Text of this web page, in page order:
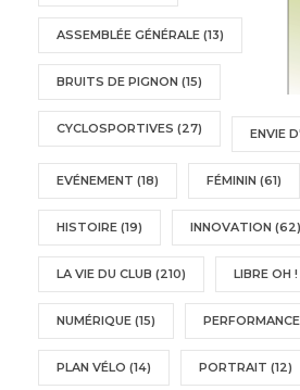
ASSEMBLÉE GÉNÉRALE (13)
BRUITS DE PIGNON (15)
CYCLOSPORTIVES (27) ENVIE
EVÉNEMENT (18) FÉMININ (61)
HISTOIRE (19) INNOVATION (62)
LA VIE DU CLUB (210) LIBRE OH
NUMÉRIQUE (15) PERFORMANCE
PLAN VÉLO (14) PORTRAIT (12)